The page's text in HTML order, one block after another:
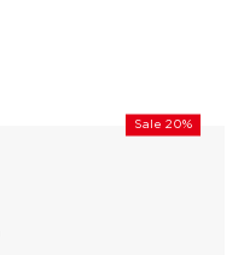
Sale 20%